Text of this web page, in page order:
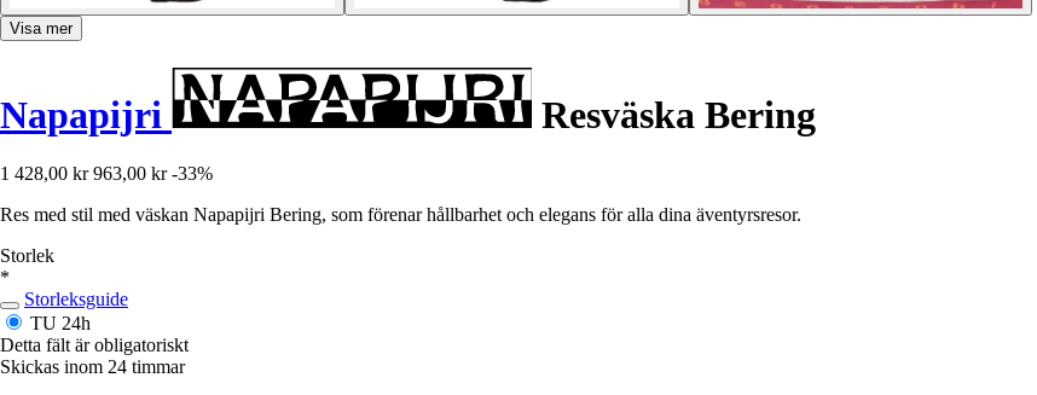
Visa mer
Napapijri Resväska Bering
1 428,00 kr 963,00 kr -33%
Res med stil med väskan Napapijri Bering, som förenar hållbarhet och elegans för alla dina äventyrsresor.
Storlek
*
Storleksguide
TU 24h
Detta fält är obligatoriskt
Skickas inom 24 timmar